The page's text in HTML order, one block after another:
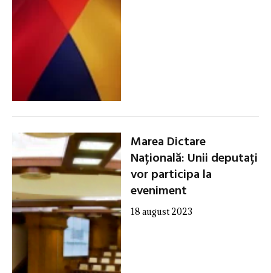
Marea Dictare
Națională: Unii deputați
vor participa la
eveniment
18 august 2023